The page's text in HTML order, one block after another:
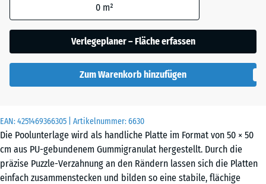
EAN:4251469366305 | Artikelnummer:6630
Die Poolunterlage wird als handliche Platte im Format von 50 × 50
cm aus PU-gebundenem Gummigranulat hergestellt. Durch die
präzise Puzzle-Verzahnung an den Rändern lassen sich die Platten
einfach zusammenstecken und bilden so eine stabile, flächige
Produktdaten nicht
anders angegeben)
für die
Bedarfsberechnung
x
50
x 4
cm
|
0 m²
Verlegeplaner – Fläche erfassen
Zum Warenkorb hinzufügen